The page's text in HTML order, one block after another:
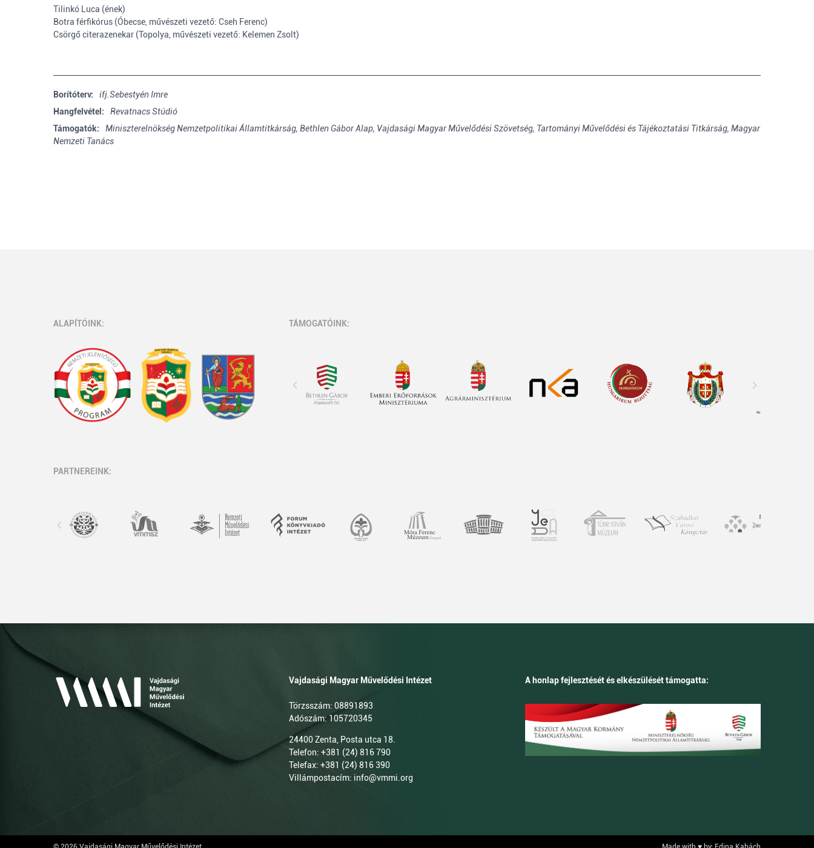
Tilinkó Luca (ének)
Botra férfikórus (Óbecse, művészeti vezető: Cseh Ferenc)
Csörgő citerazenekar (Topolya, művészeti vezető: Kelemen Zsolt)
Borítóterv:
ifj.Sebestyén Imre
Hangfelvétel:
Revatnacs Stúdió
Támogatók:
Miniszterelnökség Nemzetpolitikai Államtitkárság, Bethlen Gábor Alap, Vajdasági Magyar Művelődési Szövetség, Tartományi Művelődési és Tájékoztatási Titkárság, Magyar
Nemzeti Tanács
ALAPÍTÓINK: TÁMOGATÓINK:
PARTNEREINK:
Vajdasági Magyar Művelődési Intézet
Törzsszám: 08891893
Adószám: 105720345
24400 Zenta, Posta utca 18.
Telefon: +381 (24) 816 790
Telefax: +381 (24) 816 390
Villámpostacím: info@vmmi.org
A honlap fejlesztését és elkészülését támogatta: